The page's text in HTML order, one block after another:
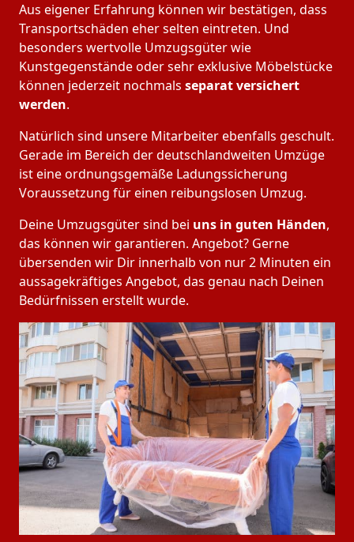
Aus eigener Erfahrung können wir bestätigen, dass
Transportschäden eher selten eintreten. Und
besonders wertvolle Umzugsgüter wie
Kunstgegenstände oder sehr exklusive Möbelstücke
können jederzeit nochmals separat versichert
werden.
Natürlich sind unsere Mitarbeiter ebenfalls geschult.
Gerade im Bereich der deutschlandweiten Umzüge
ist eine ordnungsgemäße Ladungssicherung
Voraussetzung für einen reibungslosen Umzug.
Deine Umzugsgüter sind bei uns in guten Händen,
das können wir garantieren. Angebot? Gerne
übersenden wir Dir innerhalb von nur 2 Minuten ein
aussagekräftiges Angebot, das genau nach Deinen
Bedürfnissen erstellt wurde.